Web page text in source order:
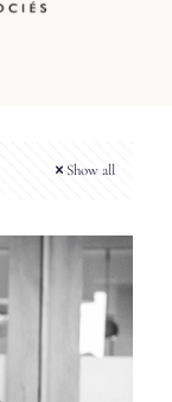
Show all